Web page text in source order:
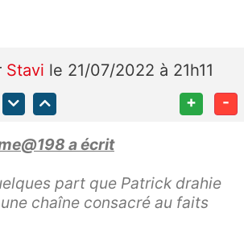
Stavi le 21/07/2022 à 21h11
+ -
a écrit
part que Patrick drahie
chaîne consacré au faits